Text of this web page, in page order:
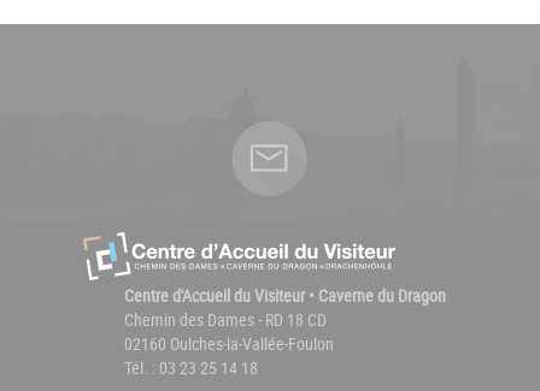
de
Centre d'Accueil du Visiteur • Caverne du Dragon
Chemin des Dames - RD 18 CD
02160 Oulches-la-Vallée-Foulon
Tél. : 03 23 25 14 18